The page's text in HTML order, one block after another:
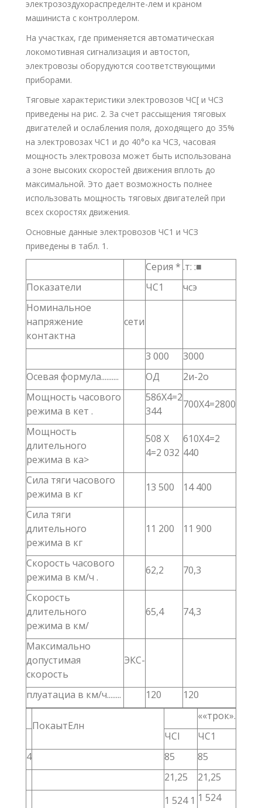
электрозоздухораспределнте-лем и краном
машиниста с контроллером.
На участках, где применяется автоматическая
локомотивная сигнализация и автостоп,
электровозы оборудуются соответствующими
приборами.
Тяговые характеристики электровозов ЧС[ и ЧСЗ
приведены на рис. 2. За счет рассыщения тяговых
двигателей и ослабления поля, доходящего до 35%
на электровозах ЧС1 и до 40°о ка ЧСЗ, часовая
мощность электровоза может быть использована
а зоне высоких скоростей движения вплоть до
максимальной. Это дает возможность полнее
использовать мощность тяговых двигателей при
всех скоростях движения.
Основные данные электровозов ЧС1 и ЧСЗ
приведены в табл. 1.
Серия * .т: :■
Показатели
ЧС1
чсэ
Номинальное
напряжение
контактна
сети
3 000
3000
Осевая формула..........
ОД
2и-2о
Мощность часового
режима в кет .
586X4=2
344
700X4=2800
Мощность
длительного
режима в ка>
508 X
4=2 032
610X4=2
440
Сила тяги часового
режима в кг
13 500 14 400
Сила тяги
длительного
режима в кг
11 200 11 900
Скорость часового
режима в км/ч .
62,2 70,3
Скорость
длительного
режима в км/
65,4 74,3
Максимально
допустимая
скорость
ЭКС-
плуатациа в км/ч........ 120 120
ПокаытЕлн
««трок».
ЧСІ
ЧС1
4
85
85
21,25
21,25
1 524 1 1 524